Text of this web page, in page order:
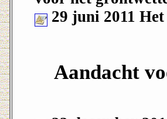
29 juni 2011
Aandacht